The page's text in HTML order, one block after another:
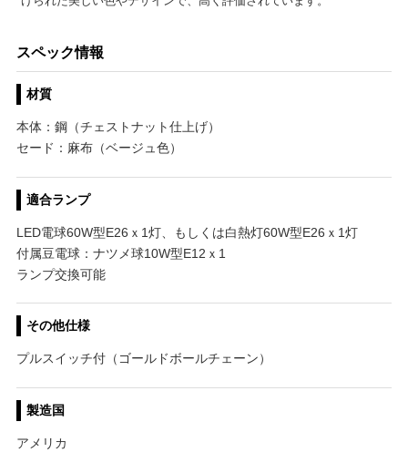
スペック情報
材質
本体：鋼（チェストナット仕上げ）
セード：麻布（ベージュ色）
適合ランプ
LED電球60W型E26ｘ1灯、もしくは白熱灯60W型E26ｘ1灯
付属豆電球：ナツメ球10W型E12ｘ1
ランプ交換可能
その他仕様
プルスイッチ付（ゴールドボールチェーン）
製造国
アメリカ